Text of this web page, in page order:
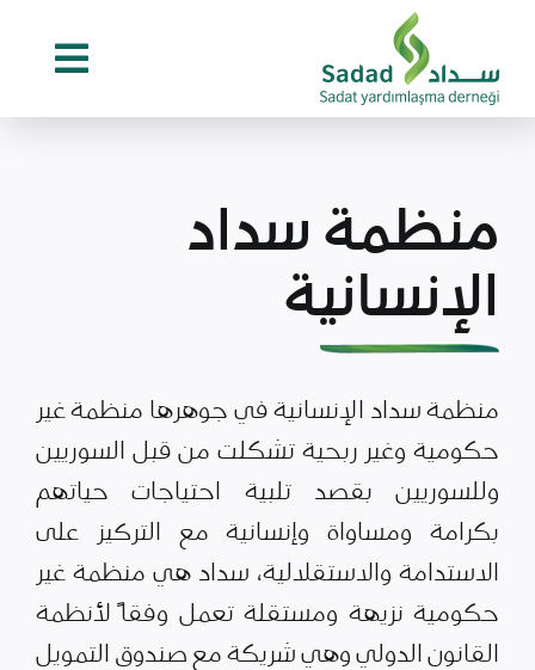
content
منظمة سداد
الإنسانية
منظمة سداد الإنسانية في جوهرها منظمة غير
حكومية وغير ربحية تشكلت من قبل السوريين
وللسوريين بقصد تلبية احتياجات حياتهم
بكرامة ومساواة وإنسانية مع التركيز على
الاستدامة والاستقلالية، سداد هي منظمة غير
حكومية نزيهة ومستقلة تعمل وفقاً لأنظمة
القانون الدولي وهي شريكة مع صندوق التمويل